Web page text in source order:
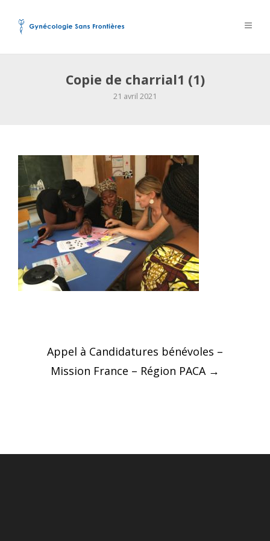
Copie de charrial1 (1)
21 avril 2021
Post
navigation
Appel à Candidatures bénévoles –
Mission France – Région PACA →